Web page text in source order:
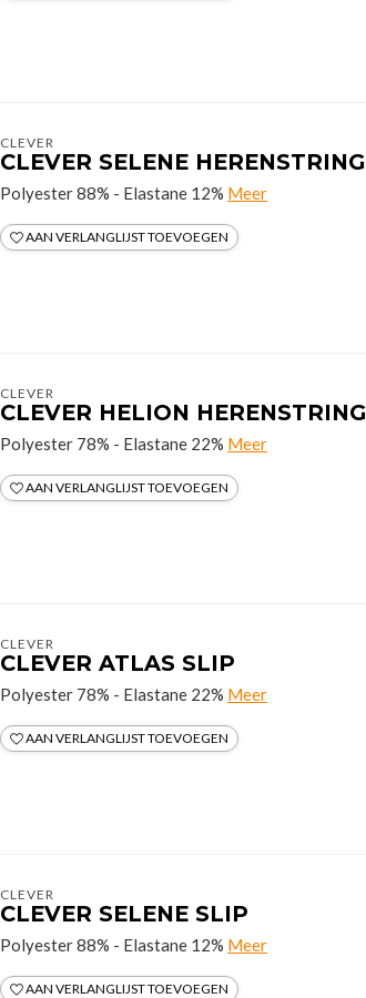
CLEVER
CLEVER SELENE HERENSTRING
Polyester 88% - Elastane 12% Meer
AAN VERLANGLIJST TOEVOEGEN
CLEVER
CLEVER HELION HERENSTRING
Polyester 78% - Elastane 22% Meer
AAN VERLANGLIJST TOEVOEGEN
CLEVER
CLEVER ATLAS SLIP
Polyester 78% - Elastane 22% Meer
AAN VERLANGLIJST TOEVOEGEN
CLEVER
CLEVER SELENE SLIP
Polyester 88% - Elastane 12% Meer
AAN VERLANGLIJST TOEVOEGEN